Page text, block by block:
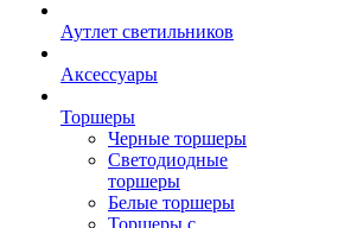
Аутлет светильников
Аксессуары
Торшеры
Черные торшеры
Светодиодные
торшеры
Белые торшеры
Торшеры с